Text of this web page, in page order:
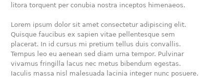
litora torquent per conubia nostra inceptos himenaeos.
Lorem ipsum dolor sit amet consectetur adipiscing elit.
Quisque faucibus ex sapien vitae pellentesque sem
placerat. In id cursus mi pretium tellus duis convallis.
Tempus leo eu aenean sed diam urna tempor. Pulvinar
vivamus fringilla lacus nec metus bibendum egestas.
Iaculis massa nisl malesuada lacinia integer nunc posuere.